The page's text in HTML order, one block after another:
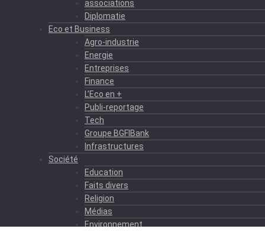
associations
Diplomatie
Eco et Business
Agro-industrie
Energie
Entreprises
Finance
L’Eco en +
Publi-reportage
Tech
Groupe BGFIBank
Infrastructures
Société
Education
Faits divers
Religion
Médias
Environnement